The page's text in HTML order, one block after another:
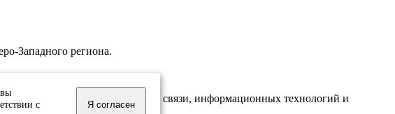
Западного региона.
службой по надзору в сфере связи, информационных технологий и
с
Я согласен